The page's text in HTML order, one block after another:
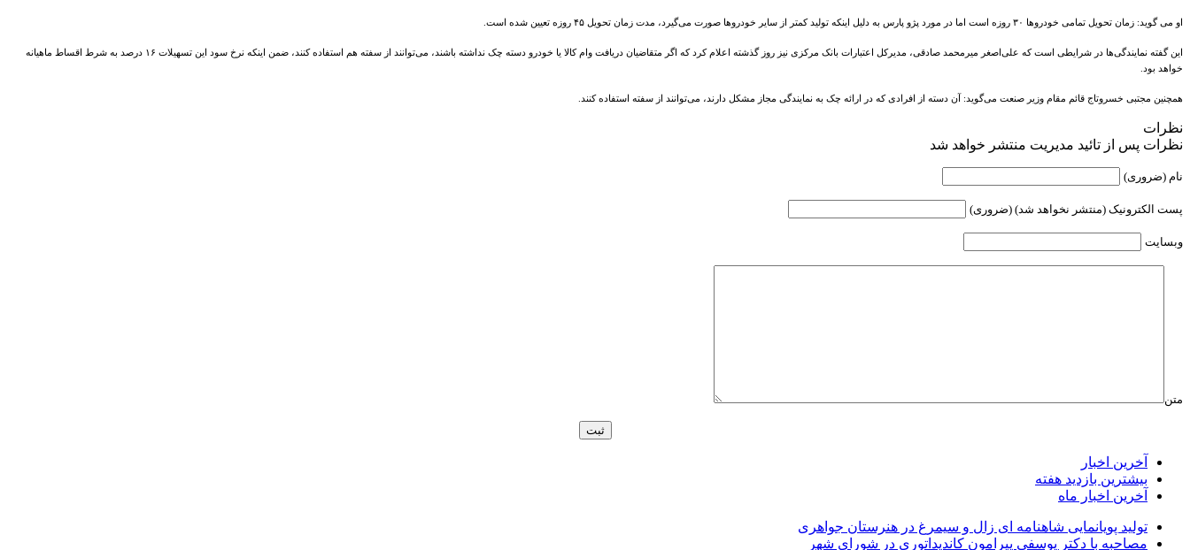
او می گوید: زمان تحویل تمامی خودروها ۳۰ روزه است اما در مورد پژو پارس به دلیل اینکه تولید کمتر از سایر خودروها صورت می‌گیرد، مدت زمان تحویل ۴۵ روزه تعیین شده است.
این گفته نمایندگی‌ها در شرایطی است که علی‌اصغر میرمحمد صادقی، مدیرکل اعتبارات بانک مرکزی نیز روز گذشته اعلام کرد که اگر متقاضیان دریافت وام کالا یا خودرو دسته چک نداشته باشند، می‌توانند از سفته هم استفاده کنند، ضمن اینکه نرخ سود این تسهیلات ۱۶ درصد به شرط اقساط ماهیانه
خواهد بود.
همچنین مجتبی خسروتاج قائم مقام وزیر صنعت می‌گوید: آن دسته از افرادی که در ارائه چک به نمایندگی مجاز مشکل دارند، می‌توانند از سفته استفاده کنند.
نظرات
نظرات پس از تائید مدیریت منتشر خواهد شد
نام (ضروری)
پست الکترونیک (منتشر نخواهد شد) (ضروری)
وبسایت
متن
آخرین اخبار
بیشترین بازدید هفته
آخرین اخبار ماه
تولید پویانمایی شاهنامه ای زال و سیمرغ در هنرستان جواهری
مصاحبه با دکتر یوسفی پیرامون کاندیداتوری در شورای شهر